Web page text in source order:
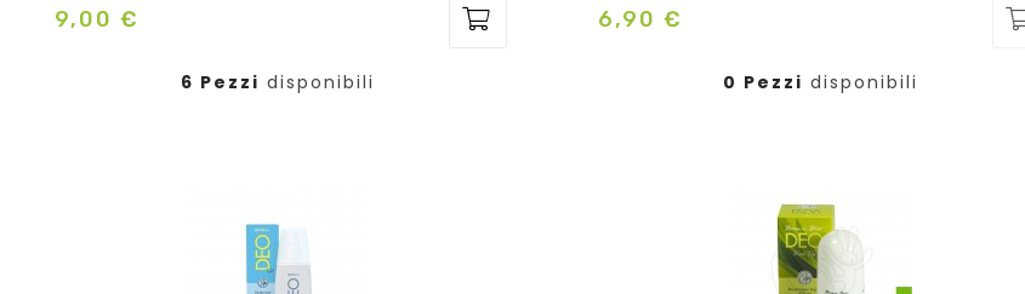
Prezzo
9,00 €
6 Pezzi disponibili
Prezzo
6,90 €
0 Pezzi disponibili